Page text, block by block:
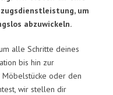
um
abzuwickeln.
alle Schritte deines
bis hin zur
oder den
wir stellen dir